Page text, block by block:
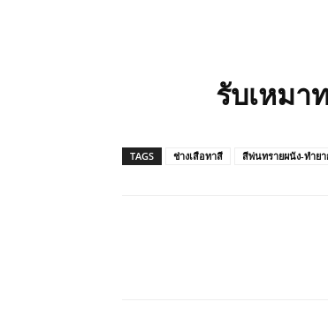
รับเหมา
TAGS ช่างเสือทาสี สีพ่นทรายผนัง-ทำย